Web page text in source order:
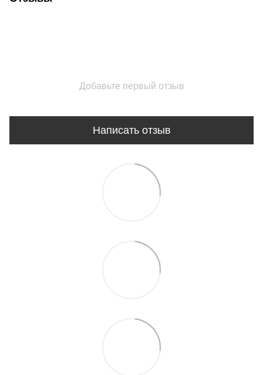
Добавьте первый отзыв
Написать отзыв